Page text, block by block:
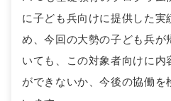
に子ども兵向けに提供した実
め、今回の大勢の子ども兵が
いても、この対象者向けに内
ができないか、今後の協働を